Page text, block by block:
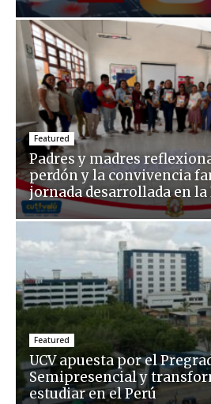
Featured
Padres y madres
perdón y la convivencia
jornada desarrollada en la
Featured
UCV apuesta por el
Semipresencial y
estudiar en el Perú